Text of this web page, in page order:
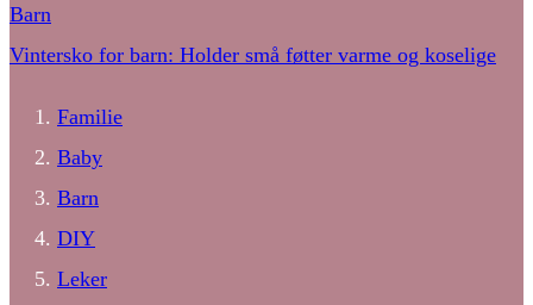
Barn
Vintersko for barn: Holder små føtter varme og koselige
Familie
Baby
Barn
DIY
Leker